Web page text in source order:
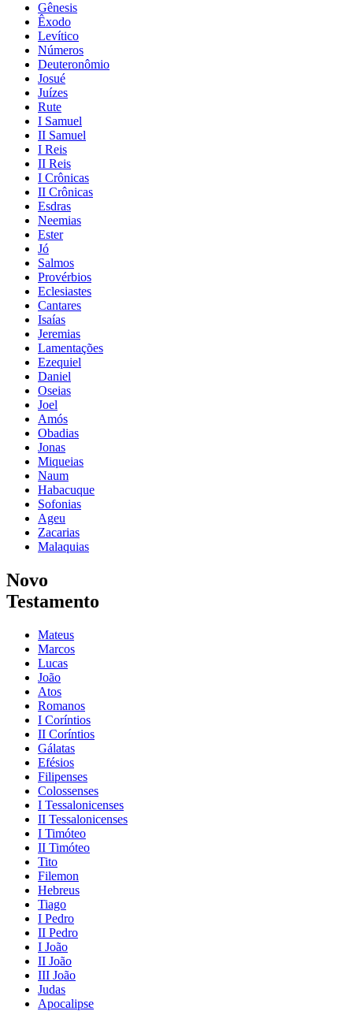
Gênesis
Êxodo
Levítico
Números
Deuteronômio
Josué
Juízes
Rute
I Samuel
II Samuel
I Reis
II Reis
I Crônicas
II Crônicas
Esdras
Neemias
Ester
Jó
Salmos
Provérbios
Eclesiastes
Cantares
Isaías
Jeremias
Lamentações
Ezequiel
Daniel
Oseias
Joel
Amós
Obadias
Jonas
Miqueias
Naum
Habacuque
Sofonias
Ageu
Zacarias
Malaquias
Novo
Testamento
Mateus
Marcos
Lucas
João
Atos
Romanos
I Coríntios
II Coríntios
Gálatas
Efésios
Filipenses
Colossenses
I Tessalonicenses
II Tessalonicenses
I Timóteo
II Timóteo
Tito
Filemon
Hebreus
Tiago
I Pedro
II Pedro
I João
II João
III João
Judas
Apocalipse